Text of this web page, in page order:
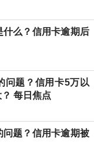
么？信用卡逾期后
问题？信用卡5万以
？ 每日焦点
题？信用卡逾期被